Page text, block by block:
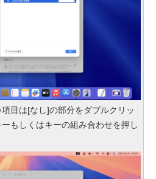
目は[なし]の部分をダブルクリッ
もしくはキーの組み合わせを押し